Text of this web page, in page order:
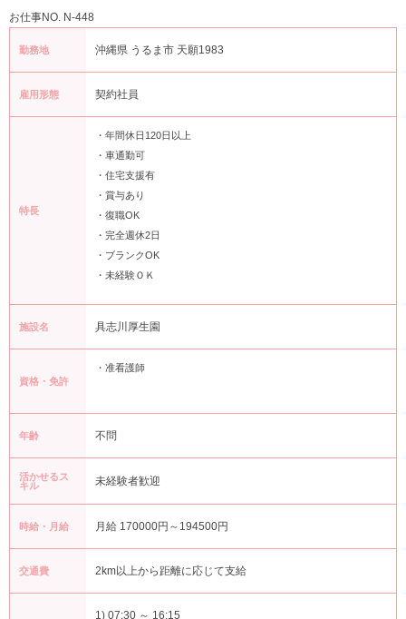
お仕事NO. N-448
勤務地 沖縄県 うるま市 天願1983
雇用形態 契約社員
特長
・年間休日120日以上
・車通勤可
・住宅支援有
・賞与あり
・復職OK
・完全週休2日
・ブランクOK
・未経験ＯＫ
施設名 具志川厚生園
資格・免許
・准看護師
年齢 不問
活かせるス
キル
未経験者歓迎
時給・月給 月給 170000円～194500円
交通費 2km以上から距離に応じて支給
1) 07:30 ～ 16:15